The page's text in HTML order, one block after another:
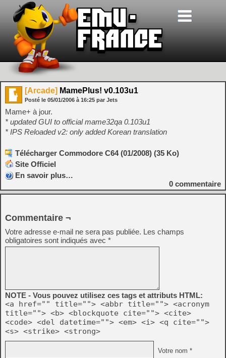
[Arcade] MamePlus! v0.103u1
Posté le 05/01/2006 à 16:25 par Jets
Mame+ à jour.
* updated GUI to official mame32qa 0.103u1
* IPS Reloaded v2: only added Korean translation
Télécharger Commodore C64 (01/2008) (35 Ko)
Site Officiel
En savoir plus…
0 commentaire
Commentaire ¬
Votre adresse e-mail ne sera pas publiée. Les champs
obligatoires sont indiqués avec *
NOTE - Vous pouvez utilisez ces tags et attributs HTML:
<a href="" title=""> <abbr title=""> <acronym
title=""> <b> <blockquote cite=""> <cite>
<code> <del datetime=""> <em> <i> <q cite="">
<s> <strike> <strong>
Votre nom *